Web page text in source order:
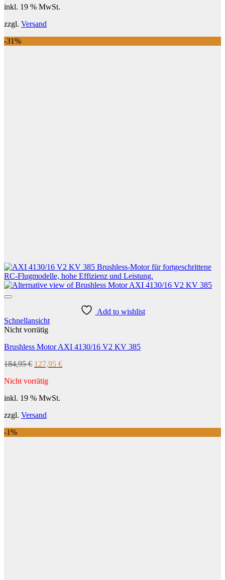
inkl. 19 % MwSt.
zzgl. Versand
-31%
Add to wishlist
Schnellansicht
Nicht vorrätig
Brushless Motor AXI 4130/16 V2 KV 385
184,95€ Ursprünglicher
war:
127,95 €Aktueller
Nicht vorrätig
inkl. 19 % MwSt.
zzgl. Versand
-1%